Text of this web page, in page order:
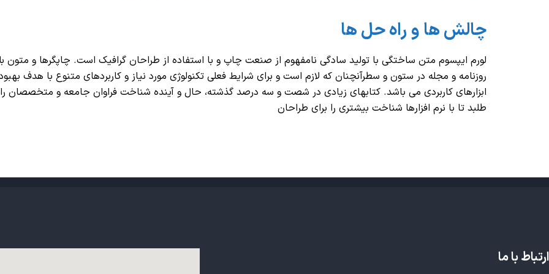
چالش ها و راه حل ها
لورم ایپسوم متن ساختگی با تولید سادگی نامفهوم از صنعت چاپ و با استفاده از طراحان گرافیک است. چاپگرها و متون
روزنامه و مجله در ستون و سطرآنچنان که لازم است و برای شرایط فعلی تکنولوژی مورد نیاز و کاربردهای متنوع با هدف
ابزارهای کاربردی می باشد. کتابهای زیادی در شصت و سه درصد گذشته، حال و آینده شناخت فراوان جامعه و متخصصان
طلبد تا با نرم افزارها شناخت بیشتری را برای طراحان
ارتباط با ما